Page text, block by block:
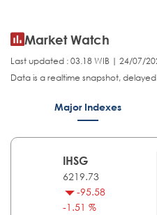
Market Watch
Last updated : 03.18 WIB | 24/07/
Data is a realtime snapshot,
Major Indexes
IHSG
6219.73
-95.58
-1.51 %